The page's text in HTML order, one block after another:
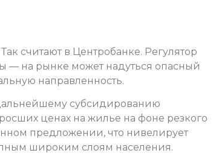
считают в Центробанке. Регулятор
— на рынке может надуться опасный
направленность.
субсидированию
ценах на жилье на фоне резкого
предложении, что нивелирует
широким слоям населения.